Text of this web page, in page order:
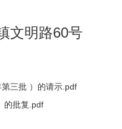
文明路60号
三批 ）的请示.pdf
的批复.pdf